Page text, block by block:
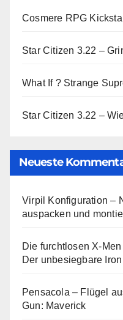
Cosmere RPG
Star Citizen 3.22 –
What If ? Strange
Star Citizen 3.22 –
Neueste
Virpil Konfiguration –
auspacken und
Die furchtlosen X-
Der unbesiegbare
Pensacola – Flügel
Gun: Maverick